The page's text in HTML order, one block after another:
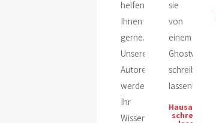
helfen
Ihnen
gerne.
Unsere
Autoren
werden
Ihr
Wissen
sie
von
einem
Ghostwriter
schreiben
lassen!
Hausarbeit
schreiben